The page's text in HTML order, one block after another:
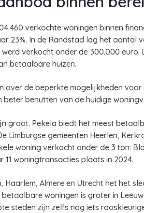
verkochte woningen binnen
23%. In de Randstad lag het
verkocht onder de 300.000
betaalbare huizen.
over de beperkte mogelijkheden
benutten van de huidige
groot. Pekela biedt het meest
Limburgse gemeenten Heerlen,
woning verkocht onder de 3 ton:
woningtransacties plaats in 2024.
Almere en Utrecht het het
woningen is groter in
steden zijn zelfs nog iets